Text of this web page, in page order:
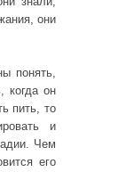
они
понять,
когда он
пить, то
и
Чем
его